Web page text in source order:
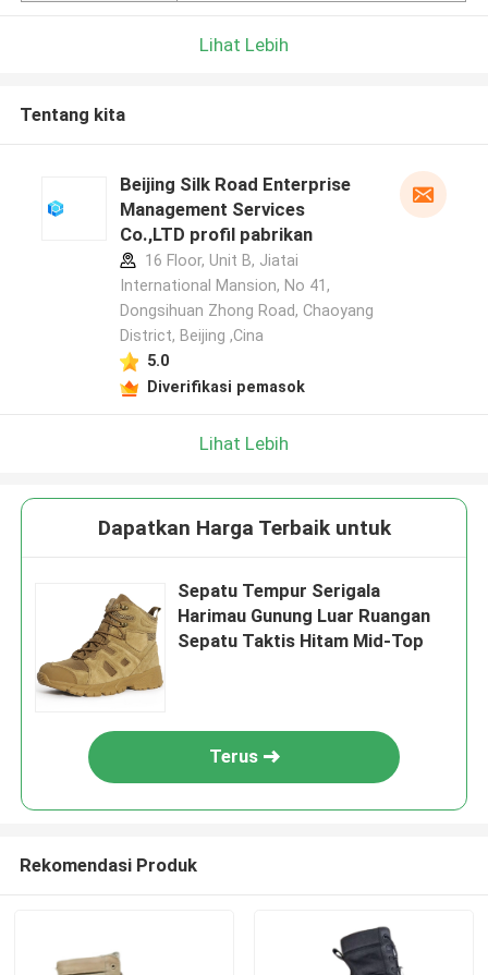
Lihat Lebih
Tentang kita
Beijing Silk Road Enterprise
Management Services
Co.,LTD profil pabrikan
16 Floor, Unit B, Jiatai
International Mansion, No 41,
Dongsihuan Zhong Road, Chaoyang
District, Beijing ,Cina
5.0
Diverifikasi pemasok
Lihat Lebih
Dapatkan Harga Terbaik untuk
Sepatu Tempur Serigala
Harimau Gunung Luar Ruangan
Sepatu Taktis Hitam Mid-Top
Terus
Rekomendasi Produk